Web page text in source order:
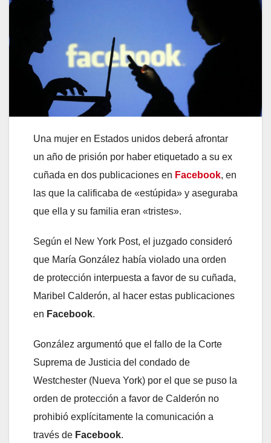
Una mujer en Estados unidos deberá afrontar
un año de prisión por haber etiquetado a su ex
cuñada en dos publicaciones en Facebook, en
las que la calificaba de «estúpida» y aseguraba
que ella y su familia eran «tristes».
Según el New York Post, el juzgado consideró
que María González había violado una orden
de protección interpuesta a favor de su cuñada,
Maribel Calderón, al hacer estas publicaciones
en Facebook.
González argumentó que el fallo de la Corte
Suprema de Justicia del condado de
Westchester (Nueva York) por el que se puso la
orden de protección a favor de Calderón no
prohibió explícitamente la comunicación a
través de Facebook.